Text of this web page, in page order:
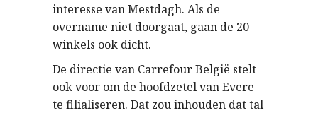
interesse van Mestdagh. Als de
overname niet doorgaat, gaan de 20
winkels ook dicht.
De directie van Carrefour België stelt
ook voor om de hoofdzetel van Evere
te filialiseren. Dat zou inhouden dat tal